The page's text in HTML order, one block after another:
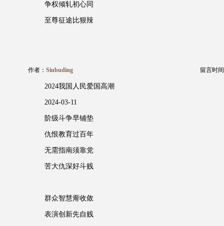
争权倾轧初心同
至尊征途比狠辣
作者： Siubuding 留言时
2024我国人民爱国高潮
2024-03-11
阶级斗争早铺垫
仇恨教育过百年
无需指南须靠党
苦大仇深好斗贱
群众智慧甭收敛
表演创新先自贱